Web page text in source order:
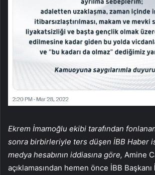
Ekrem İmamoğlu ekibi tarafından
sonra birbirleriyle ters düşen İBB Haber
medya hesabının iddiasına göre, Amine
açıklamasından hemen önce İBB Başkanı